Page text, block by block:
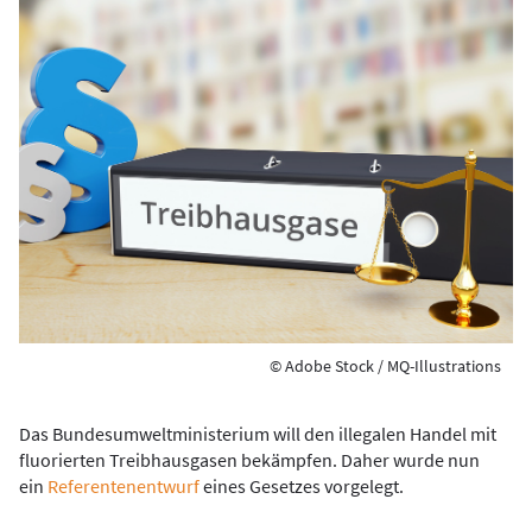
© Adobe Stock / MQ-Illustrations
Das Bundesumweltministerium will den illegalen Handel mit
fluorierten Treibhausgasen bekämpfen. Daher wurde nun
ein Referentenentwurfeines Gesetzes vorgelegt.